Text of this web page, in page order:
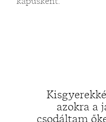
azokra a
csodáltam